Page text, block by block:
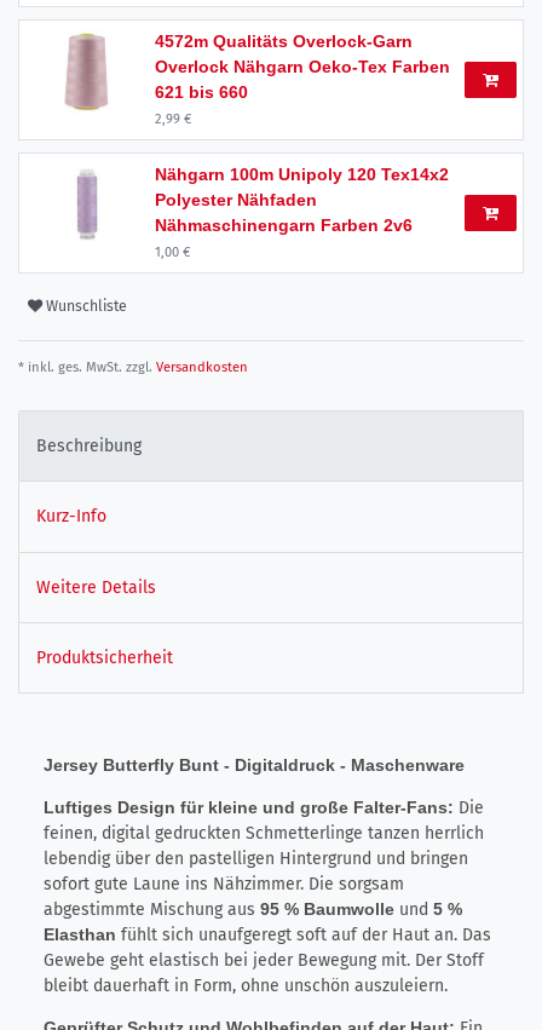
4572m Qualitäts Overlock-Garn
Overlock Nähgarn Oeko-Tex Farben
621 bis 660
2,99 €
Nähgarn 100m Unipoly 120 Tex14x2
Polyester Nähfaden
Nähmaschinengarn Farben 2v6
1,00 €
Wunschliste
* inkl. ges. MwSt. zzgl. Versandkosten
Beschreibung
Kurz-Info
Weitere Details
Produktsicherheit
Jersey Butterfly Bunt - Digitaldruck - Maschenware
Luftiges Design für kleine und große Falter-Fans: Die
feinen, digital gedruckten Schmetterlinge tanzen herrlich
lebendig über den pastelligen Hintergrund und bringen
sofort gute Laune ins Nähzimmer. Die sorgsam
abgestimmte Mischung aus 95 % Baumwolle und 5 %
Elasthan fühlt sich unaufgeregt soft auf der Haut an. Das
Gewebe geht elastisch bei jeder Bewegung mit. Der Stoff
bleibt dauerhaft in Form, ohne unschön auszuleiern.